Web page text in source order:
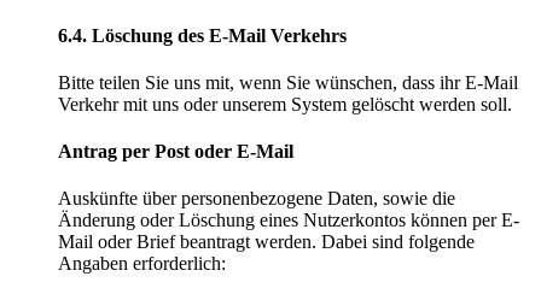
6.4. Löschung des E-Mail Verkehrs
Bitte teilen Sie uns mit, wenn Sie wünschen, dass ihr E-Mail
Verkehr mit uns oder unserem System gelöscht werden soll.
Antrag per Post oder E-Mail
Auskünfte über personenbezogene Daten, sowie die
Änderung oder Löschung eines Nutzerkontos können per E-
Mail oder Brief beantragt werden. Dabei sind folgende
Angaben erforderlich: